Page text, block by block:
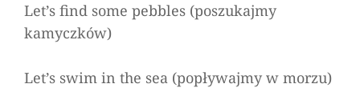
Let’s find some pebbles (poszukajmy
kamyczków)
Let’s swim in the sea (popływajmy w morzu)